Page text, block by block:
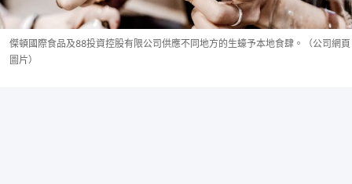
傑頓國際食品及88投資控股有限公司供應不同地方的生蠔予本地食肆。（公司網頁
圖片）